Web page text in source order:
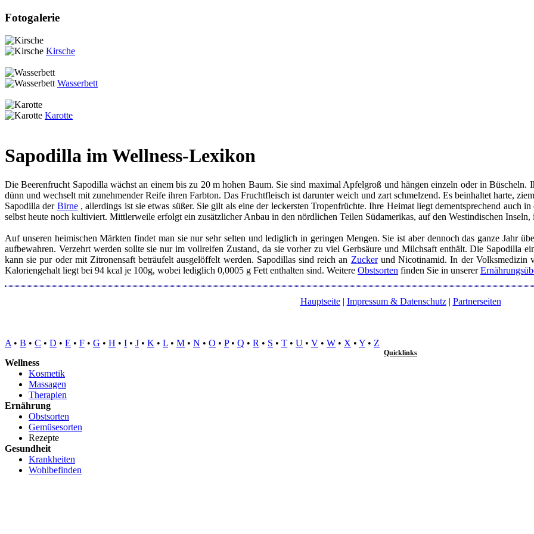
Fotogalerie
Kirsche
Wasserbett
Karotte
Sapodilla im Wellness-Lexikon
Die Beerenfrucht Sapodilla wächst an einem bis zu 20 m hohen Baum. Sie sind maximal Apfelgroß und hängen einzeln oder in
dünn und wechselt mit zunehmender Reife ihren Farbton. Das Fruchtfleisch ist darunter weich und zart schmelzend. Es beinhaltet harte,
Sapodilla der Birne, allerdings ist sie etwas süßer. Sie gilt als eine der leckersten Tropenfrüchte. Ihre Heimat liegt dementsprechend auch
selbst heute noch kultiviert. Mittlerweile erfolgt ein zusätzlicher Anbau in den nördlichen Teilen Südamerikas, auf den Westindischen
Auf unseren heimischen Märkten findet man sie nur sehr selten und lediglich in geringen Mengen. Sie ist aber dennoch das ganze Jahr
aufbewahren. Verzehrt werden sollte sie nur im vollreifen Zustand, da sie vorher zu viel Gerbsäure und Milchsaft enthält. Die Sapodilla
kann sie pur oder mit Zitronensaft beträufelt ausgelöffelt werden. Sapodillas sind reich an Zuckerund Nicotinamid. In der Volksmedizin
Kaloriengehalt liegt bei 94 kcal je 100g, wobei lediglich 0,0005 g Fett enthalten sind. Weitere Obstsorten finden Sie in unserer
Hauptseite| Impressum & Datenschutz| Partnerseiten
A • B • C • D • E • F • G • H • I • J • K • L • M • N • O • P• Q • R • S • T • U • V • W • X • Y • Z
Quicklinks
Wellness
Kosmetik
Massagen
Therapien
Ernährung
Obstsorten
Gemüsesorten
Rezepte
Gesundheit
Krankheiten
Wohlbefinden